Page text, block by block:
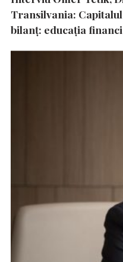
Transilvania:
bilanț: educația